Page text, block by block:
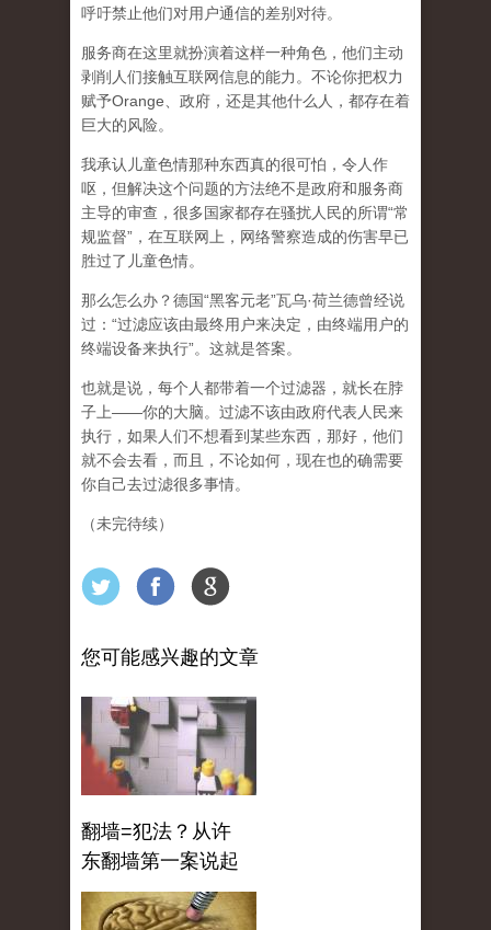
呼吁禁止他们对用户通信的差别对待。
服务商在这里就扮演着这样一种角色，他们主动
剥削人们接触互联网信息的能力。不论你把权力
赋予Orange、政府，还是其他什么人，都存在着
巨大的风险。
我承认儿童色情那种东西真的很可怕，令人作
呕，但解决这个问题的方法绝不是政府和服务商
主导的审查，很多国家都存在骚扰人民的所谓“常
规监督”，在互联网上，网络警察造成的伤害早已
胜过了儿童色情。
那么怎么办？德国“黑客元老”瓦乌·荷兰德曾经说
过：“过滤应该由最终用户来决定，由终端用户的
终端设备来执行”。这就是答案。
也就是说，每个人都带着一个过滤器，就长在脖
子上——你的大脑。过滤不该由政府代表人民来
执行，如果人们不想看到某些东西，那好，他们
就不会去看，而且，不论如何，现在也的确需要
你自己去过滤很多事情。
（未完待续）
您可能感兴趣的文章
翻墙=犯法？从许
东翻墙第一案说起